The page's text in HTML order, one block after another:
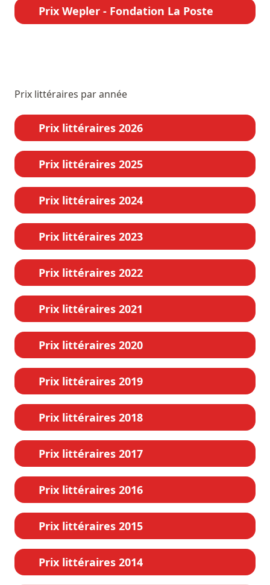
Prix Wepler - Fondation La Poste
Prix littéraires par année
Prix littéraires 2026
Prix littéraires 2025
Prix littéraires 2024
Prix littéraires 2023
Prix littéraires 2022
Prix littéraires 2021
Prix littéraires 2020
Prix littéraires 2019
Prix littéraires 2018
Prix littéraires 2017
Prix littéraires 2016
Prix littéraires 2015
Prix littéraires 2014